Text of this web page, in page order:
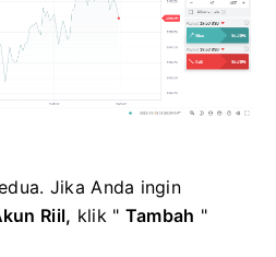
Jika Anda ingin
Riil, klik " Tambah "